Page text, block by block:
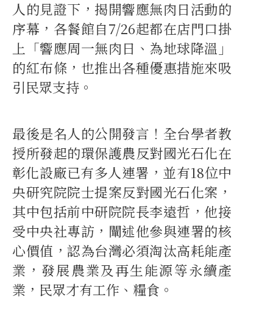
人的見證下，揭開響應無肉日活動的
序幕，各餐館自7/26起都在店門口掛
上「響應周一無肉日、為地球降溫」
的紅布條，也推出各種優惠措施來吸
引民眾支持。
最後是名人的公開發言！全台學者教
授所發起的環保護農反對國光石化在
彰化設廠已有多人連署，並有18位中
央研究院院士提案反對國光石化案，
其中包括前中研院院長李遠哲，他接
受中央社專訪，闡述他參與連署的核
心價值，認為台灣必須淘汰高耗能產
業，發展農業及再生能源等永續產
業，民眾才有工作、糧食。